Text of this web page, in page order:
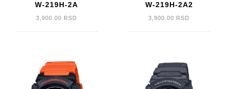
W-219H-2A
3,900.00 RSD
W-219H-2A2
3,900.00 RSD